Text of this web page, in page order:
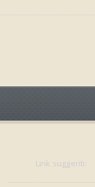
Link suggeriti: